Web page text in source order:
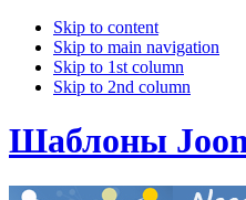
Skip to content
Skip to main navigation
Skip to 1st column
Skip to 2nd column
Шаблоны